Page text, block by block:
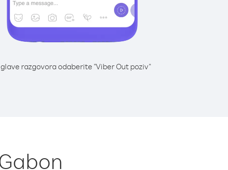
glave razgovora odaberite "Viber Out poziv"